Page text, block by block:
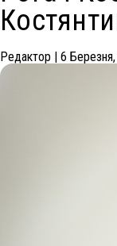
Редактор | 6